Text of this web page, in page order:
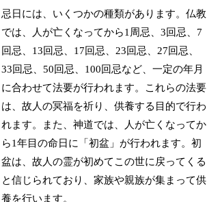
忌日には、いくつかの種類があります。仏教
では、人が亡くなってから1周忌、3回忌、7
回忌、13回忌、17回忌、23回忌、27回忌、
33回忌、50回忌、100回忌など、一定の年月
に合わせて法要が行われます。これらの法要
は、故人の冥福を祈り、供養する目的で行わ
れます。また、神道では、人が亡くなってか
ら1年目の命日に「初盆」が行われます。初
盆は、故人の霊が初めてこの世に戻ってくる
と信じられており、家族や親族が集まって供
養を行います。